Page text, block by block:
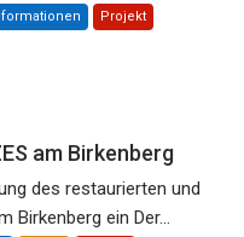
Projekt
am Birkenberg
des restaurierten und
Birkenberg ein Der...